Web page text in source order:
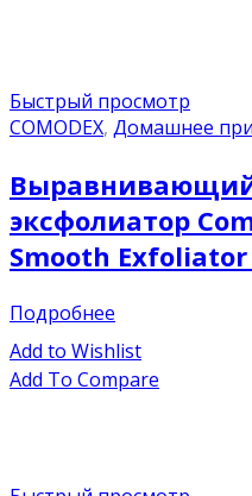
Быстрый просмотр
COMODEX, Домашнее
эксфолиатор
Smooth
Подробнее
Add to Wishlist
Add To Compare